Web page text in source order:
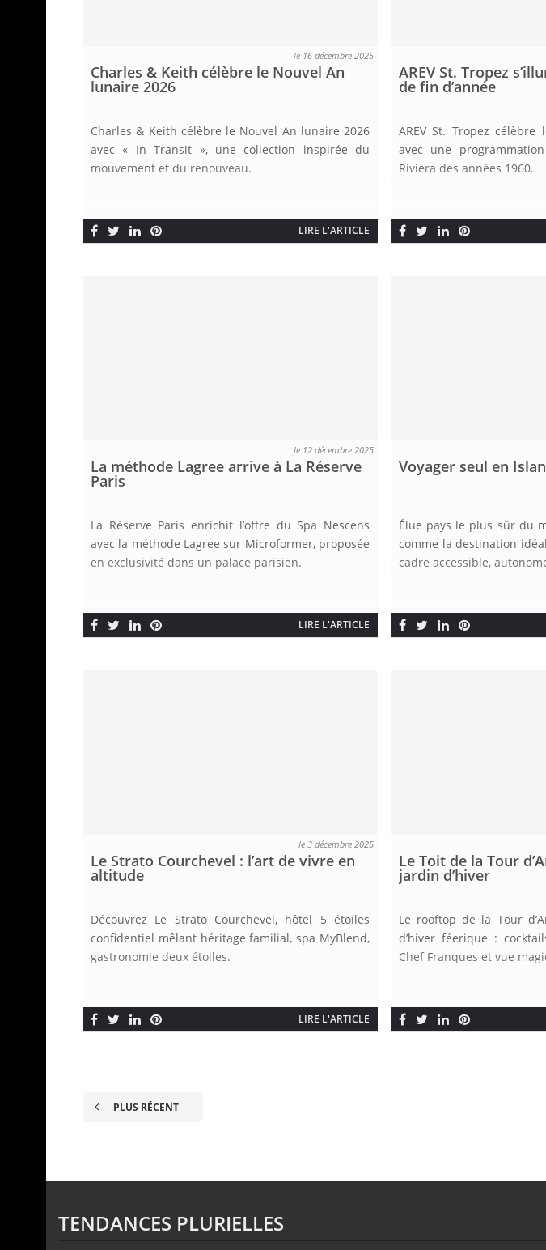
le 16 décembre 2025
Charles & Keith célèbre le Nouvel An
lunaire 2026
Charles & Keith célèbre le Nouvel An lunaire 2026
avec « In Transit », une collection inspirée du
mouvement et du renouveau.
LIRE L'ARTICLE
AREV St. Tropez
de fin d’année
AREV St. Tropez célèbre
avec une
Riviera des années 1960.
le 12 décembre 2025
La méthode Lagree arrive à La Réserve
Paris
La Réserve Paris enrichit l’offre du Spa Nescens
avec la méthode Lagree sur Microformer, proposée
en exclusivité dans un palace parisien.
LIRE L'ARTICLE
Voyager seul en
Élue pays le plus sûr du
comme la destination
cadre accessible,
le 3 décembre 2025
Le Strato Courchevel : l’art de vivre en
altitude
Découvrez Le Strato Courchevel, hôtel 5 étoiles
confidentiel mêlant héritage familial, spa MyBlend,
gastronomie deux étoiles.
LIRE L'ARTICLE
Le Toit de la Tour
jardin d’hiver
Le rooftop de la Tour
d’hiver féerique :
Chef Franques et vue
PLUS RÉCENT
TENDANCES PLURIELLES